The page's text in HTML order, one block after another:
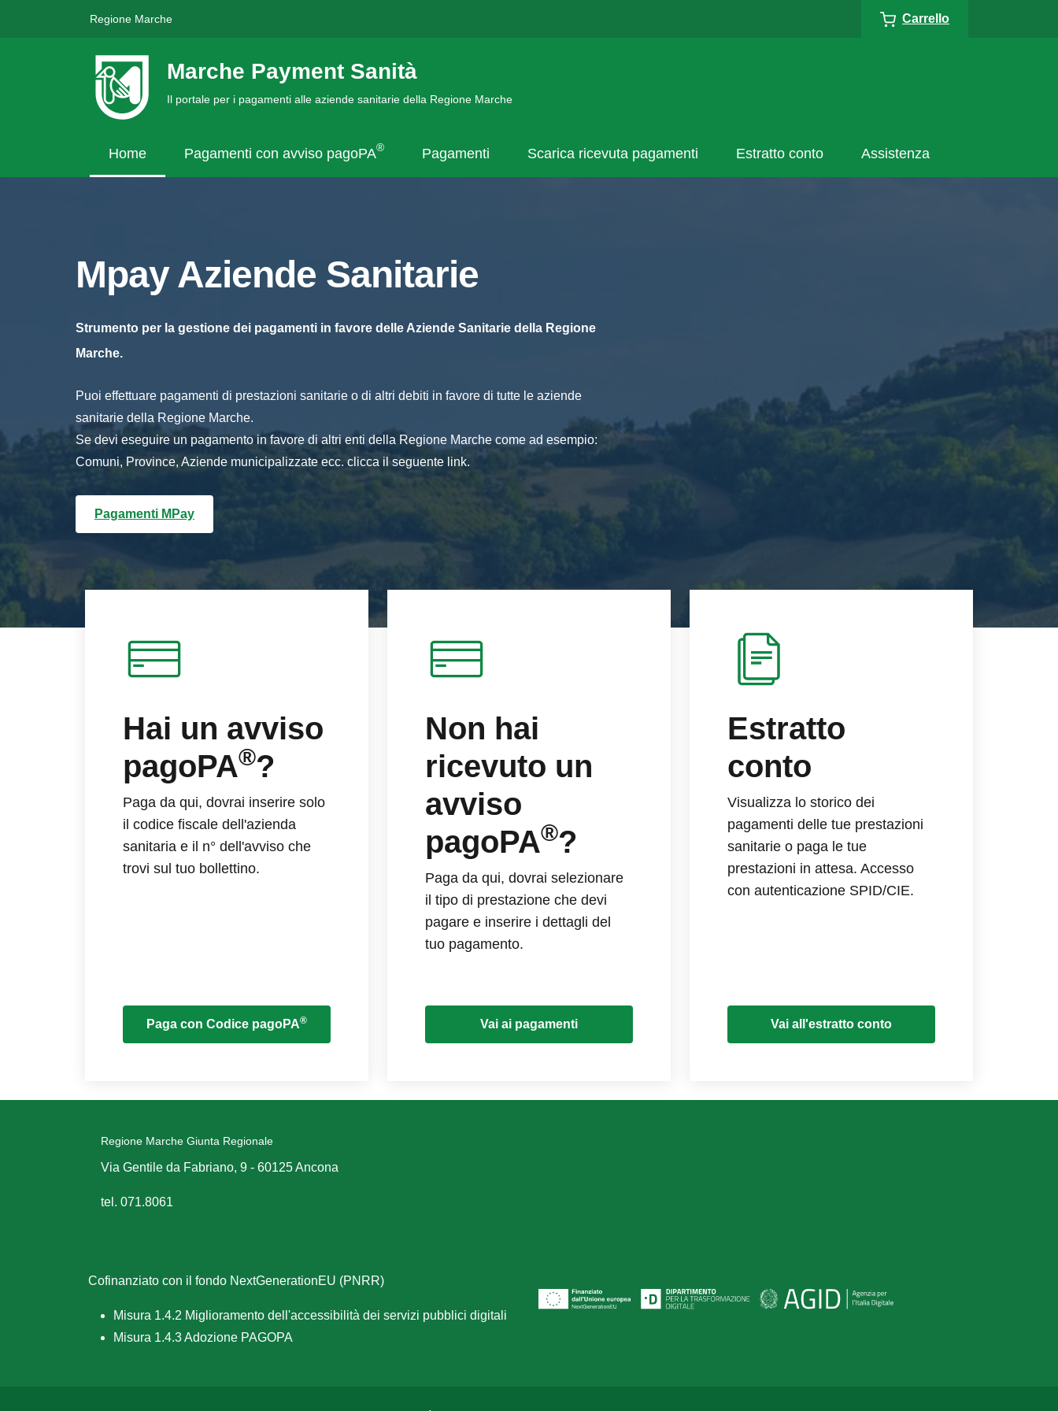
Regione Marche Carrello
Marche Payment Sanità
Il portale per i pagamenti alle aziende sanitarie della Regione Marche
Home Pagamenti con avviso pagoPA® Pagamenti Scarica ricevuta pagamenti Estratto conto Assistenza
Mpay Aziende Sanitarie
Strumento per la gestione dei pagamenti in favore delle Aziende Sanitarie della Regione
Marche.
Puoi effettuare pagamenti di prestazioni sanitarie o di altri debiti in favore di tutte le aziende
sanitarie della Regione Marche.
Se devi eseguire un pagamento in favore di altri enti della Regione Marche come ad esempio:
Comuni, Province, Aziende municipalizzate ecc. clicca il seguente link.
Pagamenti MPay
Hai un avviso
pagoPA®?
Paga da qui, dovrai inserire solo
il codice fiscale dell'azienda
sanitaria e il n° dell'avviso che
trovi sul tuo bollettino.
Paga con Codice pagoPA®
Non hai
ricevuto un
avviso
pagoPA®?
Paga da qui, dovrai selezionare
il tipo di prestazione che devi
pagare e inserire i dettagli del
tuo pagamento.
Vai ai pagamenti
Estratto
conto
Visualizza lo storico dei
pagamenti delle tue prestazioni
sanitarie o paga le tue
prestazioni in attesa. Accesso
con autenticazione SPID/CIE.
Vai all'estratto conto
Regione Marche Giunta Regionale
Via Gentile da Fabriano, 9 - 60125 Ancona
tel. 071.8061
Cofinanziato con il fondo NextGenerationEU (PNRR)
Misura 1.4.2 Miglioramento dell'accessibilità dei servizi pubblici digitali
Misura 1.4.3 Adozione PAGOPA